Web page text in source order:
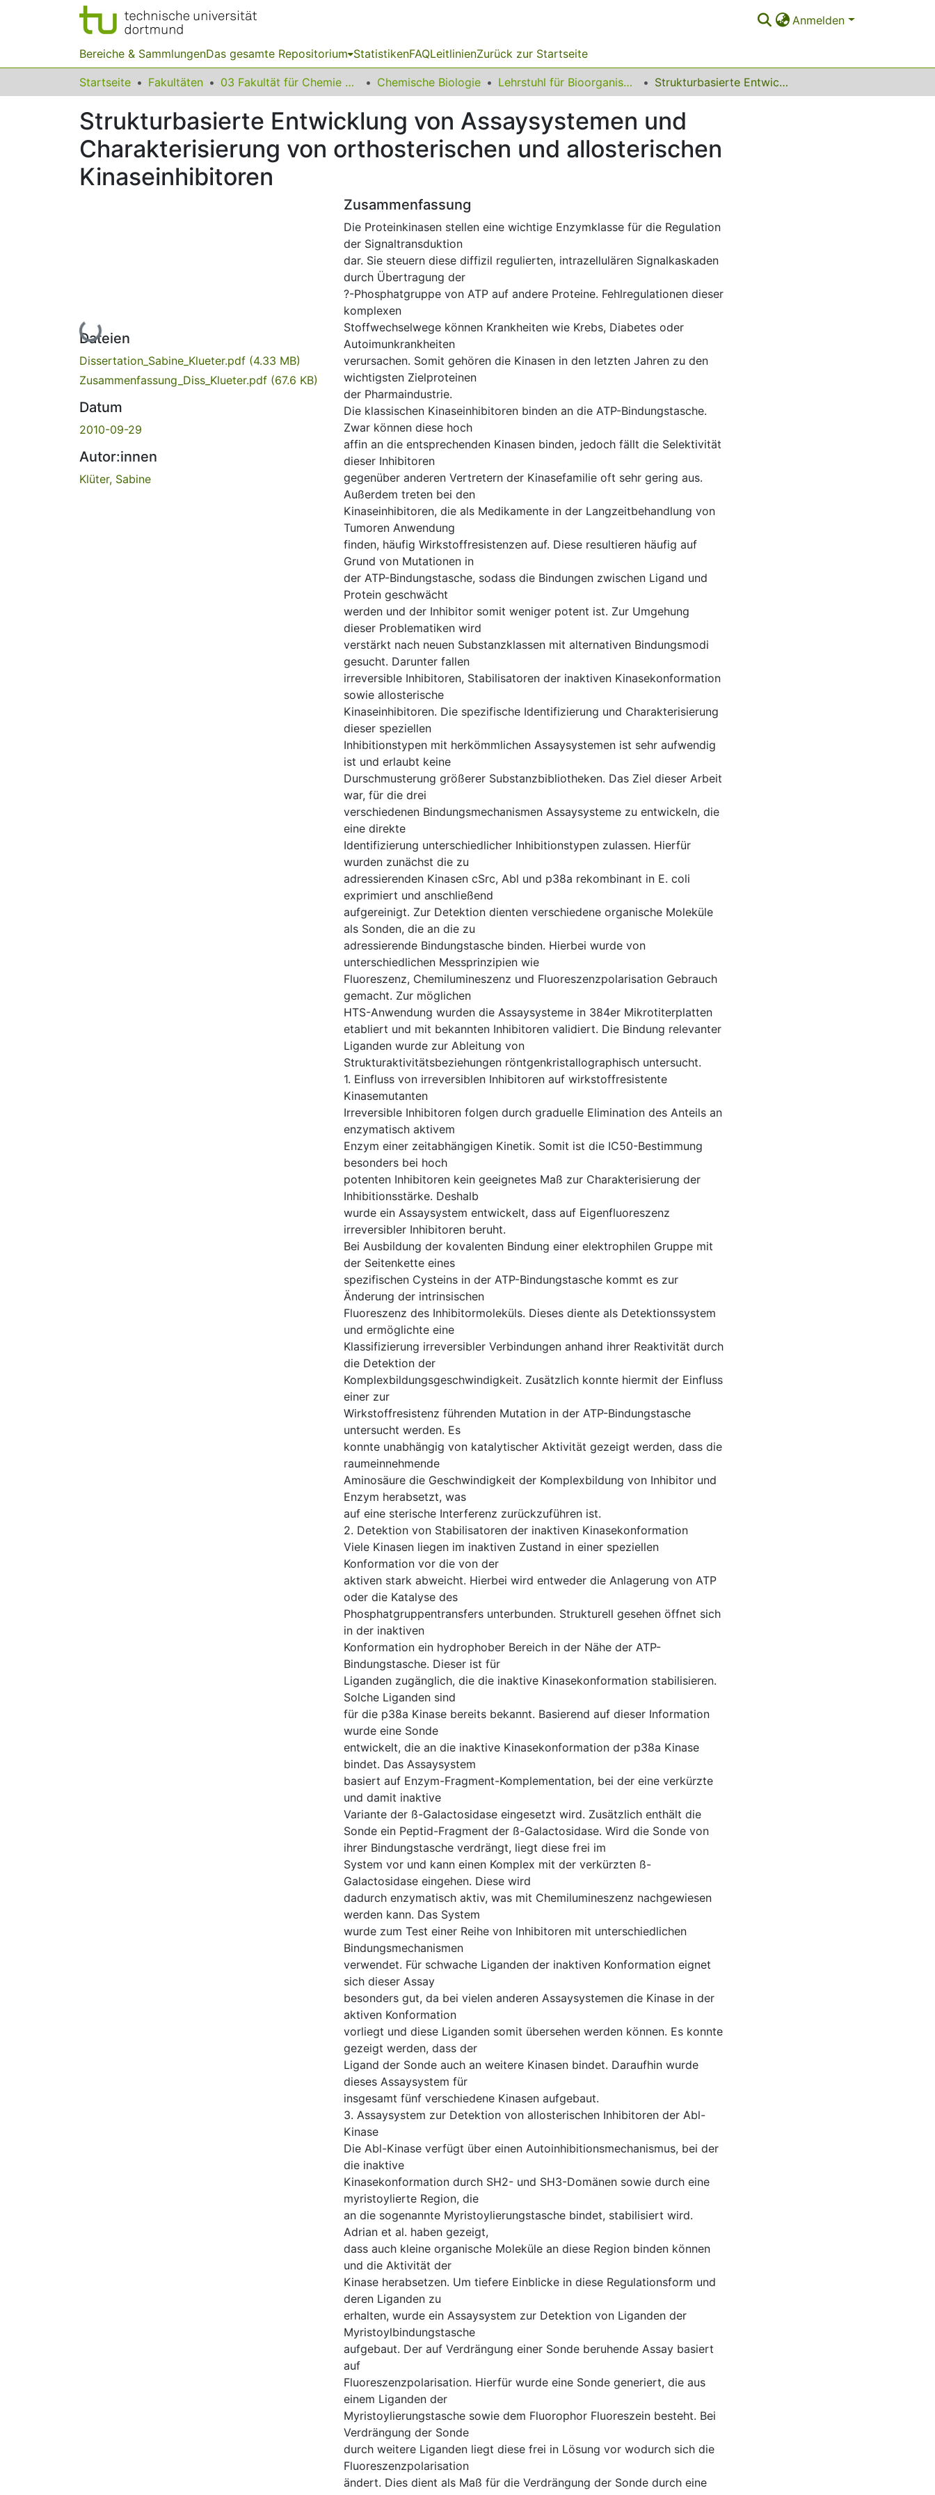
Anmelden
Bereiche & SammlungenDas gesamte Repositorium StatistikenFAQLeitlinienZurück zur Startseite
Startseite Fakultäten 03 Fakultät für Chemie und Chemische Biologie Chemische Biologie Lehrstuhl für Bioorganische Chemie Strukturbasierte Entwicklung von Assaysystemen und Charakterisierung von orthosterischen und allosterischen Kinaseinhibitoren
Strukturbasierte Entwicklung von Assaysystemen und
Charakterisierung von orthosterischen und allosterischen
Kinaseinhibitoren
Lade...
Dateien
Dissertation_Sabine_Klueter.pdf (4.33 MB)
Zusammenfassung_Diss_Klueter.pdf (67.6 KB)
Datum
2010-09-29
Autor:innen
Klüter, Sabine
Zusammenfassung
Die Proteinkinasen stellen eine wichtige Enzymklasse für die Regulation
der Signaltransduktion
dar. Sie steuern diese diffizil regulierten, intrazellulären Signalkaskaden
durch Übertragung der
?-Phosphatgruppe von ATP auf andere Proteine. Fehlregulationen dieser
komplexen
Stoffwechselwege können Krankheiten wie Krebs, Diabetes oder
Autoimunkrankheiten
verursachen. Somit gehören die Kinasen in den letzten Jahren zu den
wichtigsten Zielproteinen
der Pharmaindustrie.
Die klassischen Kinaseinhibitoren binden an die ATP-Bindungstasche.
Zwar können diese hoch
affin an die entsprechenden Kinasen binden, jedoch fällt die Selektivität
dieser Inhibitoren
gegenüber anderen Vertretern der Kinasefamilie oft sehr gering aus.
Außerdem treten bei den
Kinaseinhibitoren, die als Medikamente in der Langzeitbehandlung von
Tumoren Anwendung
finden, häufig Wirkstoffresistenzen auf. Diese resultieren häufig auf
Grund von Mutationen in
der ATP-Bindungstasche, sodass die Bindungen zwischen Ligand und
Protein geschwächt
werden und der Inhibitor somit weniger potent ist. Zur Umgehung
dieser Problematiken wird
verstärkt nach neuen Substanzklassen mit alternativen Bindungsmodi
gesucht. Darunter fallen
irreversible Inhibitoren, Stabilisatoren der inaktiven Kinasekonformation
sowie allosterische
Kinaseinhibitoren. Die spezifische Identifizierung und Charakterisierung
dieser speziellen
Inhibitionstypen mit herkömmlichen Assaysystemen ist sehr aufwendig
ist und erlaubt keine
Durschmusterung größerer Substanzbibliotheken. Das Ziel dieser Arbeit
war, für die drei
verschiedenen Bindungsmechanismen Assaysysteme zu entwickeln, die
eine direkte
Identifizierung unterschiedlicher Inhibitionstypen zulassen. Hierfür
wurden zunächst die zu
adressierenden Kinasen cSrc, Abl und p38a rekombinant in E. coli
exprimiert und anschließend
aufgereinigt. Zur Detektion dienten verschiedene organische Moleküle
als Sonden, die an die zu
adressierende Bindungstasche binden. Hierbei wurde von
unterschiedlichen Messprinzipien wie
Fluoreszenz, Chemilumineszenz und Fluoreszenzpolarisation Gebrauch
gemacht. Zur möglichen
HTS-Anwendung wurden die Assaysysteme in 384er Mikrotiterplatten
etabliert und mit bekannten Inhibitoren validiert. Die Bindung relevanter
Liganden wurde zur Ableitung von
Strukturaktivitätsbeziehungen röntgenkristallographisch untersucht.
1. Einfluss von irreversiblen Inhibitoren auf wirkstoffresistente
Kinasemutanten
Irreversible Inhibitoren folgen durch graduelle Elimination des Anteils an
enzymatisch aktivem
Enzym einer zeitabhängigen Kinetik. Somit ist die IC50-Bestimmung
besonders bei hoch
potenten Inhibitoren kein geeignetes Maß zur Charakterisierung der
Inhibitionsstärke. Deshalb
wurde ein Assaysystem entwickelt, dass auf Eigenfluoreszenz
irreversibler Inhibitoren beruht.
Bei Ausbildung der kovalenten Bindung einer elektrophilen Gruppe mit
der Seitenkette eines
spezifischen Cysteins in der ATP-Bindungstasche kommt es zur
Änderung der intrinsischen
Fluoreszenz des Inhibitormoleküls. Dieses diente als Detektionssystem
und ermöglichte eine
Klassifizierung irreversibler Verbindungen anhand ihrer Reaktivität durch
die Detektion der
Komplexbildungsgeschwindigkeit. Zusätzlich konnte hiermit der Einfluss
einer zur
Wirkstoffresistenz führenden Mutation in der ATP-Bindungstasche
untersucht werden. Es
konnte unabhängig von katalytischer Aktivität gezeigt werden, dass die
raumeinnehmende
Aminosäure die Geschwindigkeit der Komplexbildung von Inhibitor und
Enzym herabsetzt, was
auf eine sterische Interferenz zurückzuführen ist.
2. Detektion von Stabilisatoren der inaktiven Kinasekonformation
Viele Kinasen liegen im inaktiven Zustand in einer speziellen
Konformation vor die von der
aktiven stark abweicht. Hierbei wird entweder die Anlagerung von ATP
oder die Katalyse des
Phosphatgruppentransfers unterbunden. Strukturell gesehen öffnet sich
in der inaktiven
Konformation ein hydrophober Bereich in der Nähe der ATP-
Bindungstasche. Dieser ist für
Liganden zugänglich, die die inaktive Kinasekonformation stabilisieren.
Solche Liganden sind
für die p38a Kinase bereits bekannt. Basierend auf dieser Information
wurde eine Sonde
entwickelt, die an die inaktive Kinasekonformation der p38a Kinase
bindet. Das Assaysystem
basiert auf Enzym-Fragment-Komplementation, bei der eine verkürzte
und damit inaktive
Variante der ß-Galactosidase eingesetzt wird. Zusätzlich enthält die
Sonde ein Peptid-Fragment der ß-Galactosidase. Wird die Sonde von
ihrer Bindungstasche verdrängt, liegt diese frei im
System vor und kann einen Komplex mit der verkürzten ß-
Galactosidase eingehen. Diese wird
dadurch enzymatisch aktiv, was mit Chemilumineszenz nachgewiesen
werden kann. Das System
wurde zum Test einer Reihe von Inhibitoren mit unterschiedlichen
Bindungsmechanismen
verwendet. Für schwache Liganden der inaktiven Konformation eignet
sich dieser Assay
besonders gut, da bei vielen anderen Assaysystemen die Kinase in der
aktiven Konformation
vorliegt und diese Liganden somit übersehen werden können. Es konnte
gezeigt werden, dass der
Ligand der Sonde auch an weitere Kinasen bindet. Daraufhin wurde
dieses Assaysystem für
insgesamt fünf verschiedene Kinasen aufgebaut.
3. Assaysystem zur Detektion von allosterischen Inhibitoren der Abl-
Kinase
Die Abl-Kinase verfügt über einen Autoinhibitionsmechanismus, bei der
die inaktive
Kinasekonformation durch SH2- und SH3-Domänen sowie durch eine
myristoylierte Region, die
an die sogenannte Myristoylierungstasche bindet, stabilisiert wird.
Adrian et al. haben gezeigt,
dass auch kleine organische Moleküle an diese Region binden können
und die Aktivität der
Kinase herabsetzen. Um tiefere Einblicke in diese Regulationsform und
deren Liganden zu
erhalten, wurde ein Assaysystem zur Detektion von Liganden der
Myristoylbindungstasche
aufgebaut. Der auf Verdrängung einer Sonde beruhende Assay basiert
auf
Fluoreszenzpolarisation. Hierfür wurde eine Sonde generiert, die aus
einem Liganden der
Myristoylierungstasche sowie dem Fluorophor Fluoreszein besteht. Bei
Verdrängung der Sonde
durch weitere Liganden liegt diese frei in Lösung vor wodurch sich die
Fluoreszenzpolarisation
ändert. Dies dient als Maß für die Verdrängung der Sonde durch eine